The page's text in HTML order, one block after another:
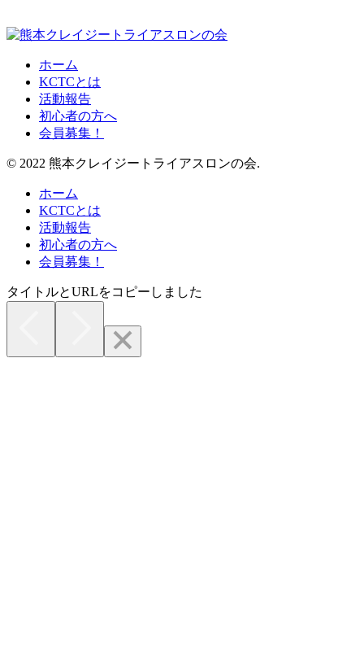
ホーム
KCTCとは
活動報告
初心者の方へ
会員募集！
© 2022 熊本クレイジートライアスロンの会.
ホーム
KCTCとは
活動報告
初心者の方へ
会員募集！
タイトルとURLをコピーしました